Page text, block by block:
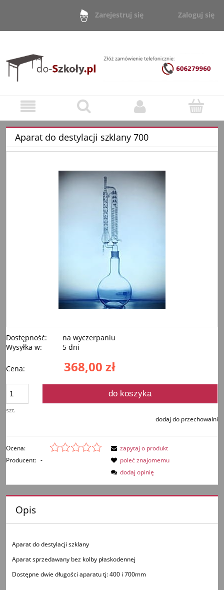
Zarejestruj się Zaloguj się
Aparat do destylacji szklany 700
Dostępność:
na wyczerpaniu
Wysyłka w:
5 dni
Cena: 368,00 zł
szt.
do koszyka
dodaj do przechowalni
Ocena:
Producent: -
zapytaj o produkt
poleć znajomemu
dodaj opinię
Opis
Aparat do destylacji szklany
Aparat sprzedawany bez kolby płaskodennej
Dostępne dwie długości aparatu tj: 400 i 700mm